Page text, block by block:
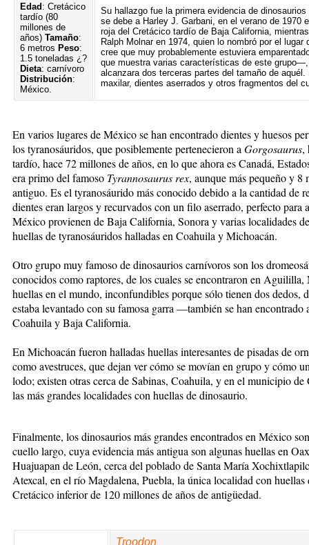
Su hallazgo fue la primera evidencia de
se debe a Harley J. Garbani, en el verano de 1970
roja del Cretácico tardío de Baja California,
Ralph Molnar en 1974, quien lo nombró por el lugar
cree que muy probablemente estuviera
que muestra varias características de este
alcanzara dos terceras partes del tamaño de aquél.
maxilar, dientes aserrados y otros fragmentos del
Edad : Cretácico
tardío (80
millones de
años) Tamaño:
6 metros Peso:
1.5 toneladas ¿?
Dieta: carnívoro
Distribución:
México.
En varios lugares de México se han encontrado dientes y huesos
los tyranosáuridos, que posiblemente pertenecieron a Gorgosaurus,
tardío, hace 72 millones de años, en lo que ahora es Canadá,
era primo del famoso Tyrannosaurus rex, aunque más pequeño y 8
antiguo. Es el tyranosáurido más conocido debido a la cantidad de
dientes eran largos y recurvados con un filo aserrado, perfecto
México provienen de Baja California, Sonora y varias localidades
huellas de tyranosáuridos halladas en Coahuila y Michoacán.
Otro grupo muy famoso de dinosaurios carnívoros son los
conocidos como raptores, de los cuales se encontraron en Aguililla,
huellas en el mundo, inconfundibles porque sólo tienen dos dedos,
estaba levantado con su famosa garra —también se han encontrado
Coahuila y Baja California.
En Michoacán fueron halladas huellas interesantes de pisadas de
como avestruces, que dejan ver cómo se movían en grupo y cómo
lodo; existen otras cerca de Sabinas, Coahuila, y en el municipio de
las más grandes localidades con huellas de dinosaurio.
Finalmente, los dinosaurios más grandes encontrados en México
cuello largo, cuya evidencia más antigua son algunas huellas en
Huajuapan de León, cerca del poblado de Santa María
Atexcal, en el río Magdalena, Puebla, la única localidad con huellas
Cretácico inferior de 120 millones de años de antigüedad.
Troodon